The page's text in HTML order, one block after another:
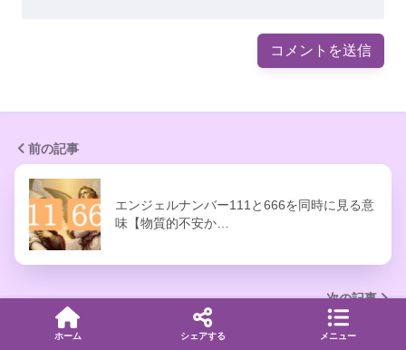
前の記事
エンジェルナンバー111と666を同時に見る意
味【物質的不安か…
次の記事
ホーム シェアする メニュー